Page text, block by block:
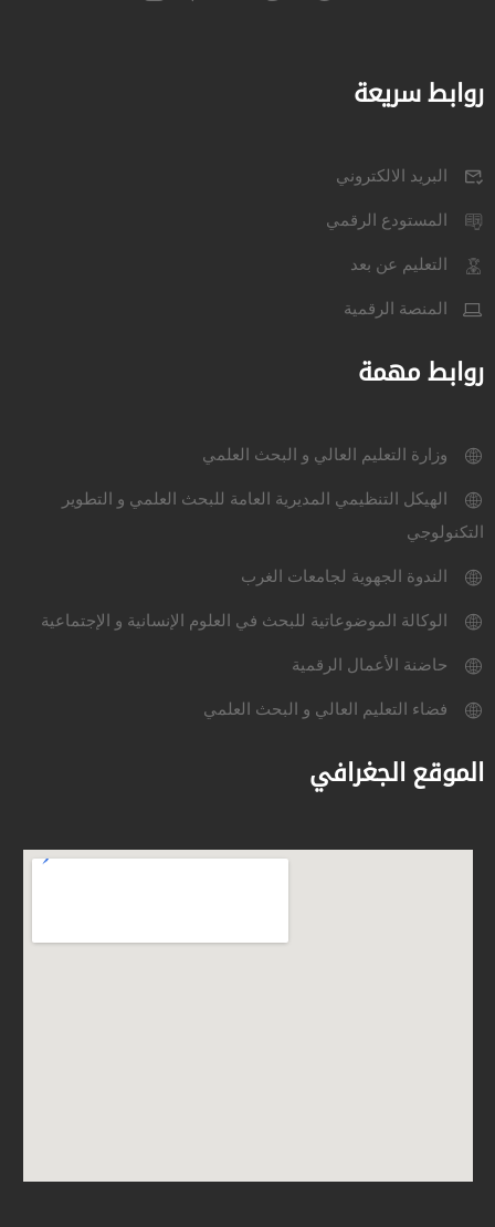
روابط سريعة
البريد الالكتروني
المستودع الرقمي
التعليم عن بعد
المنصة الرقمية
روابط مهمة
وزارة التعليم العالي و البحث العلمي
الهيكل التنظيمي المديرية العامة للبحث العلمي و التطوير
التكنولوجي
الندوة الجهوية لجامعات الغرب
الوكالة الموضوعاتية للبحث في العلوم الإنسانية و الإجتماعية
حاضنة الأعمال الرقمية
فضاء التعليم العالي و البحث العلمي
الموقع الجغرافي